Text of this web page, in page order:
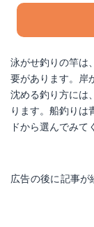
泳がせ釣りの竿は
要があります。岸
沈める釣り方には
ります。船釣りは
ドから選んでみて
広告の後に記事が